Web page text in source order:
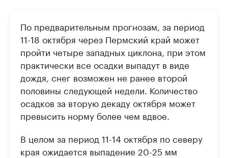
По предварительным прогнозам, за период
11-18 октября через Пермский край может
пройти четыре западных циклона, при этом
практически все осадки выпадут в виде
дождя, снег возможен не ранее второй
половины следующей недели. Количество
осадков за вторую декаду октября может
превысить норму более чем вдвое.
В целом за период 11-14 октября по северу
края ожидается выпадение 20-25 мм